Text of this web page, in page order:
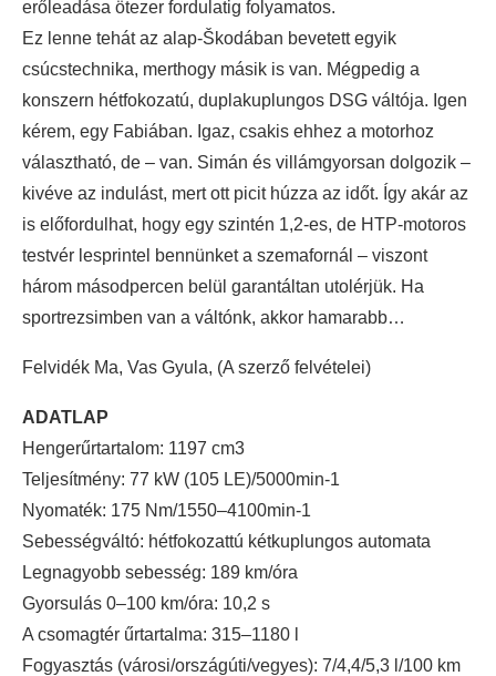
erőleadása ötezer fordulatig folyamatos.
Ez lenne tehát az alap-Škodában bevetett egyik
csúcstechnika, merthogy másik is van. Mégpedig a
konszern hétfokozatú, duplakuplungos DSG váltója. Igen
kérem, egy Fabiában. Igaz, csakis ehhez a motorhoz
választható, de – van. Simán és villámgyorsan dolgozik –
kivéve az indulást, mert ott picit húzza az időt. Így akár az
is előfordulhat, hogy egy szintén 1,2-es, de HTP-motoros
testvér lesprintel bennünket a szemafornál – viszont
három másodpercen belül garantáltan utolérjük. Ha
sportrezsimben van a váltónk, akkor hamarabb…
Felvidék Ma, Vas Gyula, (A szerző felvételei)
ADATLAP
Hengerűrtartalom: 1197 cm3
Teljesítmény: 77 kW (105 LE)/5000min-1
Nyomaték: 175 Nm/1550–4100min-1
Sebességváltó: hétfokozattú kétkuplungos automata
Legnagyobb sebesség: 189 km/óra
Gyorsulás 0–100 km/óra: 10,2 s
A csomagtér űrtartalma: 315–1180 l
Fogyasztás (városi/országúti/vegyes): 7/4,4/5,3 l/100 km